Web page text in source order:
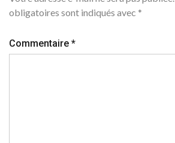
obligatoires sont indiqués avec *
Commentaire *